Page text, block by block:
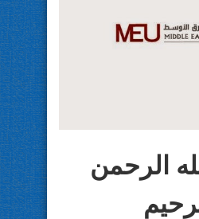
الرحمن